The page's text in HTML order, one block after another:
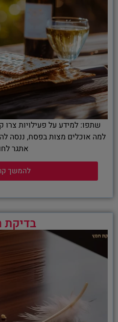
שתפו: למידע על פעילויות
למה אוכלים מצות בפסח, ננסה
אתגר
להמשך